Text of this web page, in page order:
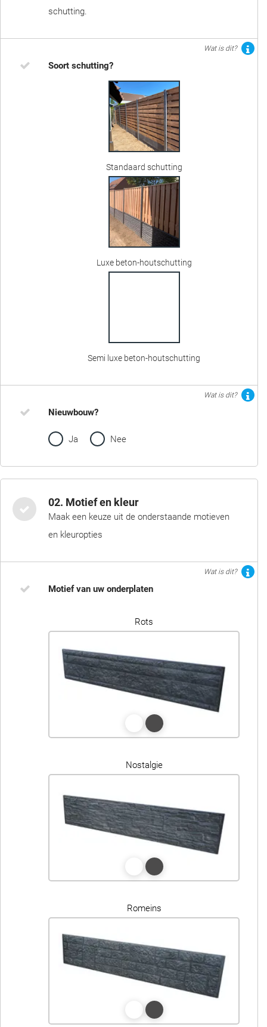
schutting.
Wat is dit?
Soort schutting?
Standaard schutting
Luxe beton-houtschutting
Semi luxe beton-houtschutting
Wat is dit?
Nieuwbouw?
Ja Nee
02. Motief en kleur
Maak een keuze uit de onderstaande motieven
en kleuropties
Wat is dit?
Motief van uw onderplaten
Rots
Nostalgie
Romeins